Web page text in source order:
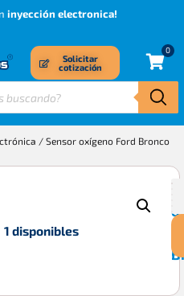
inyección electronica!
Solicitar
cotización
0
/ Sensor oxígeno Ford Bronco
1 disponibles